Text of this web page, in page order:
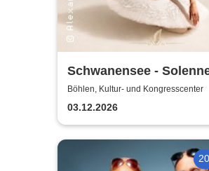
Schwanensee -
Ballet Classique
Böhlen, Kultur- und Kongresscenter
03.12.2026